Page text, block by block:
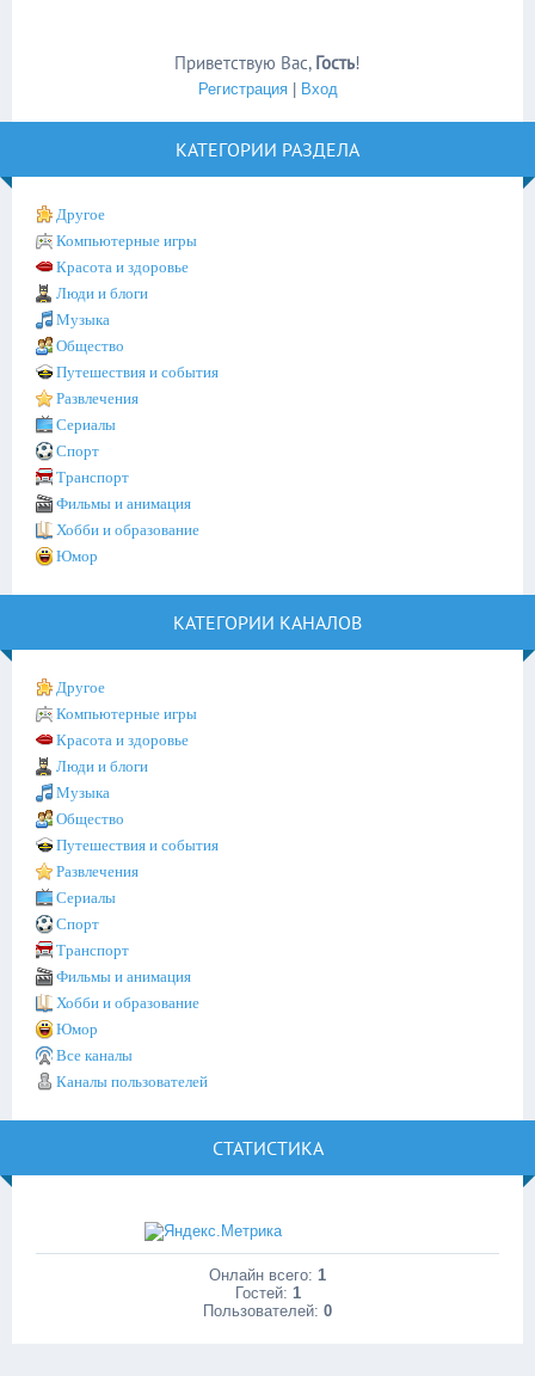
Приветствую Вас, Гость!
Регистрация| Вход
КАТЕГОРИИ РАЗДЕЛА
Другое
Компьютерные игры
Красота и здоровье
Люди и блоги
Музыка
Общество
Путешествия и события
Развлечения
Сериалы
Спорт
Транспорт
Фильмы и анимация
Хобби и образование
Юмор
КАТЕГОРИИ КАНАЛОВ
Другое
Компьютерные игры
Красота и здоровье
Люди и блоги
Музыка
Общество
Путешествия и события
Развлечения
Сериалы
Спорт
Транспорт
Фильмы и анимация
Хобби и образование
Юмор
Все каналы
Каналы пользователей
СТАТИСТИКА
Онлайн всего: 1
Гостей: 1
Пользователей: 0